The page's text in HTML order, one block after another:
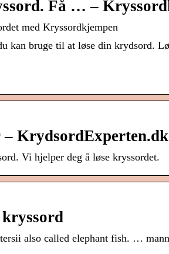
Få … –
med Kryssordkjempen
kan bruge til at løse din krydsord.
KrydsordExperten.dk
Vi hjelper deg å løse kryssordet.
also called elephant fish. …